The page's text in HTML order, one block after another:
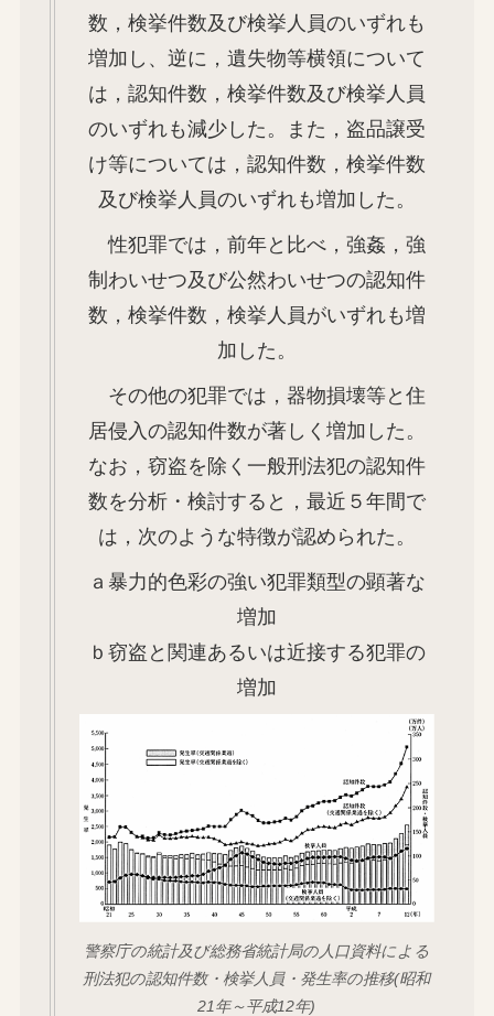
数，検挙件数及び検挙人員のいずれも
増加し、逆に，遺失物等横領について
は，認知件数，検挙件数及び検挙人員
のいずれも減少した。また，盗品譲受
け等については，認知件数，検挙件数
及び検挙人員のいずれも増加した。
性犯罪では，前年と比べ，強姦，強
制わいせつ及び公然わいせつの認知件
数，検挙件数，検挙人員がいずれも増
加した。
その他の犯罪では，器物損壊等と住
居侵入の認知件数が著しく増加した。
なお，窃盗を除く一般刑法犯の認知件
数を分析・検討すると，最近５年間で
は，次のような特徴が認められた。
ａ暴力的色彩の強い犯罪類型の顕著な
増加
ｂ窃盗と関連あるいは近接する犯罪の
増加
警察庁の統計及び総務省統計局の人口資料による
刑法犯の認知件数・検挙人員・発生率の推移(昭和
21年～平成12年)